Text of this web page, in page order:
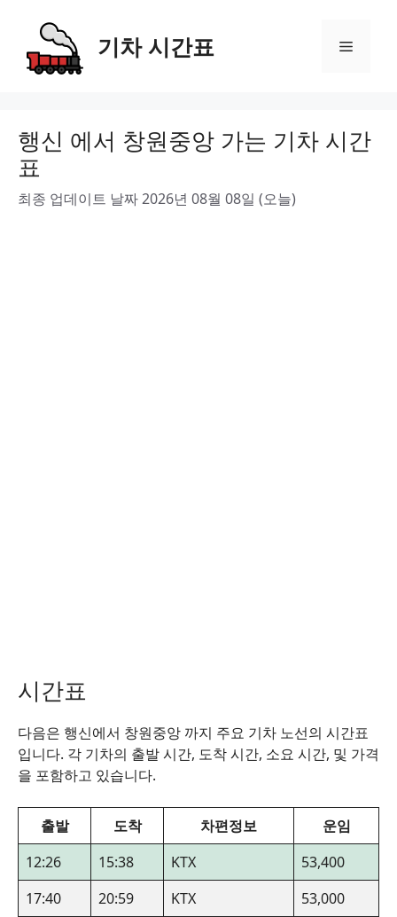
content
기차 시간표 Menu
행신 에서 창원중앙 가는 기차 시간
표
최종 업데이트 날짜 2026년 08월 08일 (오늘)
시간표
다음은 행신에서 창원중앙 까지 주요 기차 노선의 시간표
입니다. 각 기차의 출발 시간, 도착 시간, 소요 시간, 및 가격
을 포함하고 있습니다.
출발 도착 차편정보
운임
12:26
15:38 KTX
53,400
17:40
20:59 KTX
53,000